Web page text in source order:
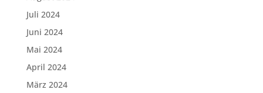
Juli 2024
Juni 2024
Mai 2024
April 2024
März 2024